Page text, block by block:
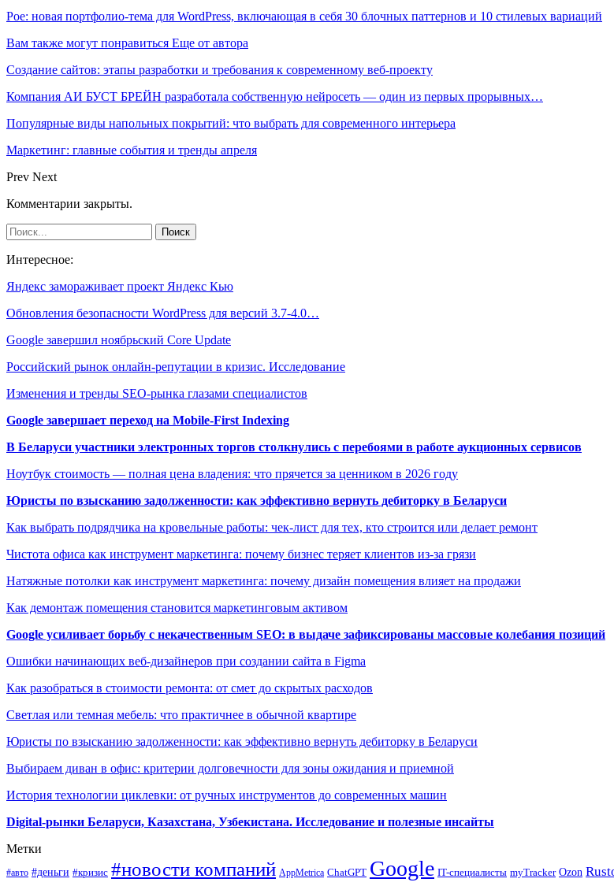
Poe: новая портфолио-тема для WordPress, включающая в себя 30 блочных паттернов и 10 стилевых вариаций
Вам также могут понравиться Еще от автора
Создание сайтов: этапы разработки и требования к современному веб-проекту
Компания АИ БУСТ БРЕЙН разработала собственную нейросеть — один из первых прорывных…
Популярные виды напольных покрытий: что выбрать для современного интерьера
Маркетинг: главные события и тренды апреля
Prev Next
Комментарии закрыты.
Интересное:
Яндекс замораживает проект Яндекс Кью
Обновления безопасности WordPress для версий 3.7-4.0…
Google завершил ноябрьский Core Update
Российский рынок онлайн-репутации в кризис. Исследование
Изменения и тренды SEO-рынка глазами специалистов
Google завершает переход на Mobile-First Indexing
В Беларуси участники электронных торгов столкнулись с перебоями в работе аукционных сервисов
Ноутбук стоимость — полная цена владения: что прячется за ценником в 2026 году
Юристы по взысканию задолженности: как эффективно вернуть дебиторку в Беларуси
Как выбрать подрядчика на кровельные работы: чек-лист для тех, кто строится или делает ремонт
Чистота офиса как инструмент маркетинга: почему бизнес теряет клиентов из-за грязи
Натяжные потолки как инструмент маркетинга: почему дизайн помещения влияет на продажи
Как демонтаж помещения становится маркетинговым активом
Google усиливает борьбу с некачественным SEO: в выдаче зафиксированы массовые колебания позиций
Ошибки начинающих веб-дизайнеров при создании сайта в Figma
Как разобраться в стоимости ремонта: от смет до скрытых расходов
Светлая или темная мебель: что практичнее в обычной квартире
Юристы по взысканию задолженности: как эффективно вернуть дебиторку в Беларуси
Выбираем диван в офис: критерии долговечности для зоны ожидания и приемной
История технологии циклевки: от ручных инструментов до современных машин
Digital-рынки Беларуси, Казахстана, Узбекистана. Исследование и полезные инсайты
Метки
#авто #деньги #кризис #новости компаний AppMetrica ChatGPT Google IT-специалисты myTracker Ozon